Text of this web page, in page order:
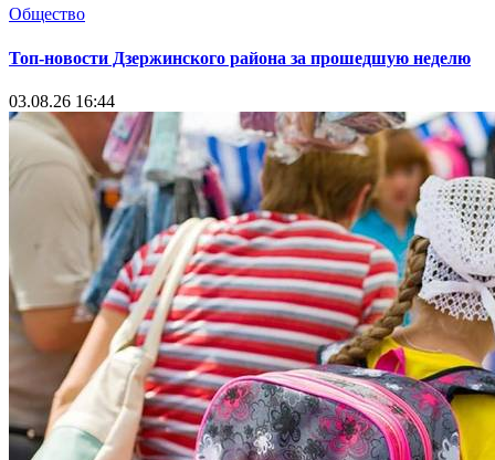
Общество
Топ-новости Дзержинского района за прошедшую неделю
03.08.26 16:44